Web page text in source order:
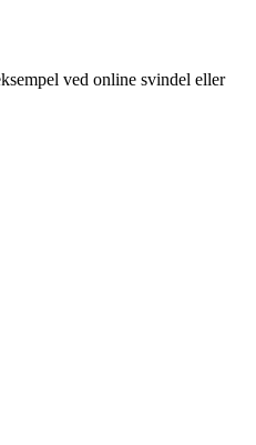
ved online svindel eller